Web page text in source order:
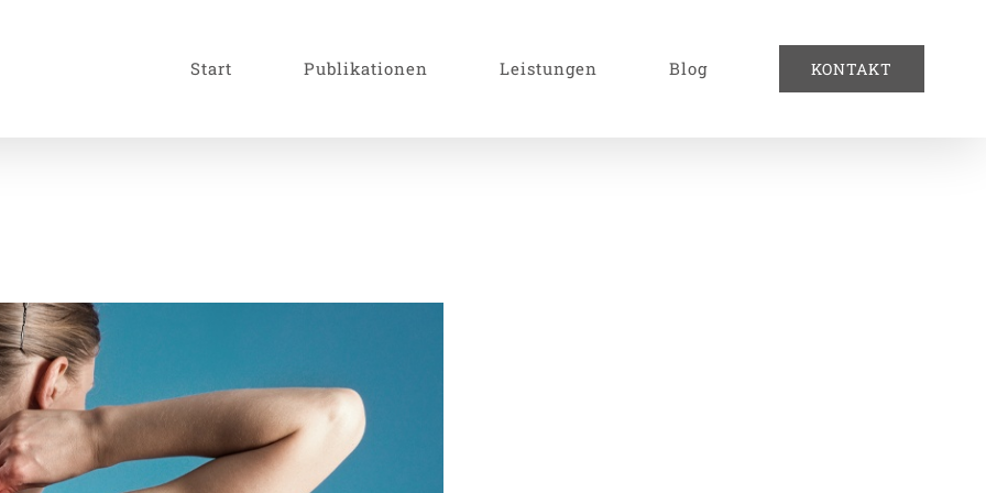
Start Publikationen Leistungen Blog KONTAKT